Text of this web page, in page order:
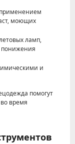
применением
моющих
ламп,
понижения
и
помогут
время